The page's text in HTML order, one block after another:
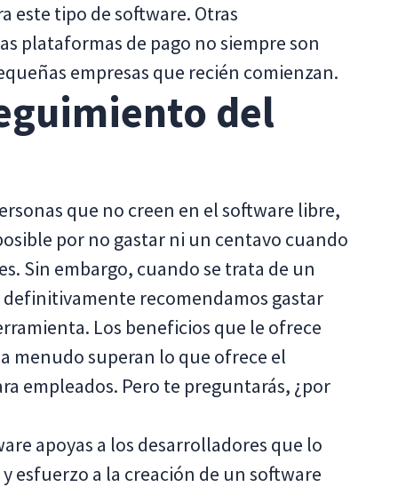
este tipo de software. Otras
plataformas de pago no siempre son
empresas que recién comienzan.
del
que no creen en el software libre,
por no gastar ni un centavo cuando
Sin embargo, cuando se trata de un
recomendamos gastar
Los beneficios que le ofrece
menudo superan lo que ofrece el
empleados. Pero te preguntarás, ¿por
apoyas a los desarrolladores que lo
esfuerzo a la creación de un software